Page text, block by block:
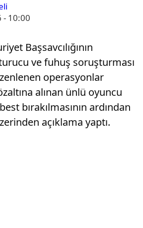
- 10:00
Başsavcılığının
ve fuhuş soruşturması
operasyonlar
alınan ünlü oyuncu
bırakılmasının ardından
açıklama yaptı.